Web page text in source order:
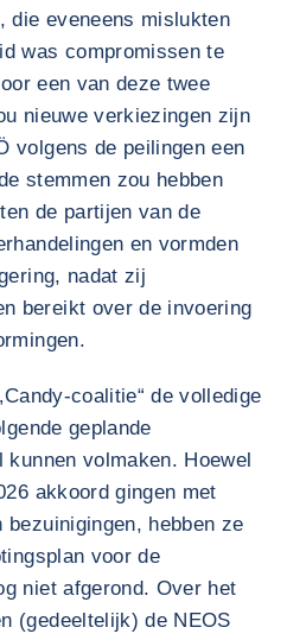
die eveneens mislukten
was compromissen te
een van deze twee
nieuwe verkiezingen zijn
volgens de peilingen een
stemmen zou hebben
de partijen van de
en vormden
nadat zij
bereikt over de invoering
coalitie“ de volledige
geplande
volmaken. Hoewel
akkoord gingen met
bezuinigingen, hebben ze
voor de
niet afgerond. Over het
(gedeeltelijk) de NEOS